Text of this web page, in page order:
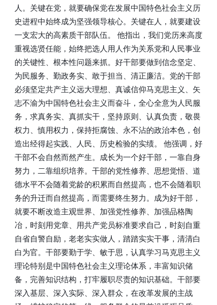
人。关键在党，就要确保党在发展中国特色社会主义历
史进程中始终成为坚强领导核心。关键在人，就要建设
一支宏大的高素质干部队伍。 他指出，我们党历来高度
重视选贤任能，始终把选人用人作为关系党和人民事业
的关键性、根本性问题来抓。好干部要做到信念坚定、
为民服务、勤政务实、敢于担当、清正廉洁。党的干部
必须坚定共产主义远大理想、真诚信仰马克思主义、矢
志不渝为中国特色社会主义而奋斗，全心全意为人民服
务，求真务实、真抓实干，坚持原则、认真负责，敬畏
权力、慎用权力，保持拒腐蚀、永不沾的政治本色，创
造出经得起实践、人民、历史检验的实绩。 他强调，好
干部不会自然而然产生。成长为一个好干部，一靠自身
努力，二靠组织培养。干部的党性修养、思想觉悟、道
德水平不会随着党龄的积累而自然提高，也不会随着职
务的升迁而自然提高，而需要终生努力。成为好干部，
就要不断改造主观世界、加强党性修养、加强品格陶
冶，时刻用党章、用共产党员标准要求自己，时刻自重
自省自警自励，老老实实做人，踏踏实实干事，清清白
白为官。干部要勤于学、敏于思，认真学习马克思主义
理论特别是中国特色社会主义理论体系，丰富知识储
备，完善知识结构，打牢履职尽责的知识基础。干部要
深入基层、深入实际、深入群众，在改革发展的主战